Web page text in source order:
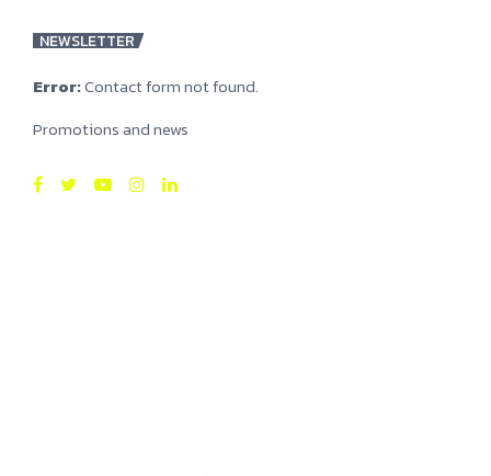
NEWSLETTER
Error:Contact form not found.
Promotions and news